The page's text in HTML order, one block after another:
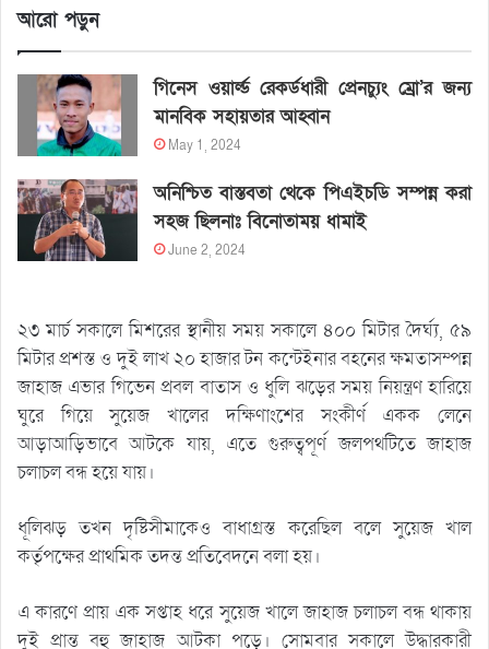
আরো পড়ুন
গিনেস ওয়ার্ল্ড রেকর্ডধারী প্রেনচ্যুং ম্রো’র জন্য
মানবিক সহায়তার আহ্বান
May 1, 2024
অনিশ্চিত বাস্তবতা থেকে পিএইচডি সম্পন্ন করা
সহজ ছিলনাঃ বিনোতাময় ধামাই
June 2, 2024
২৩ মার্চ সকালে মিশরের স্থানীয় সময় সকালে ৪০০ মিটার দৈর্ঘ্য, ৫৯
মিটার প্রশস্ত ও দুই লাখ ২০ হাজার টন কন্টেইনার বহনের ক্ষমতাসম্পন্ন
জাহাজ এভার গিভেন প্রবল বাতাস ও ধুলি ঝড়ের সময় নিয়ন্ত্রণ হারিয়ে
ঘুরে গিয়ে সুয়েজ খালের দক্ষিণাংশের সংকীর্ণ একক লেনে
আড়াআড়িভাবে আটকে যায়, এতে গুরুত্বপূর্ণ জলপথটিতে জাহাজ
চলাচল বন্ধ হয়ে যায়।
ধূলিঝড় তখন দৃষ্টিসীমাকেও বাধাগ্রস্ত করেছিল বলে সুয়েজ খাল
কর্তৃপক্ষের প্রাথমিক তদন্ত প্রতিবেদনে বলা হয়।
এ কারণে প্রায় এক সপ্তাহ ধরে সুয়েজ খালে জাহাজ চলাচল বন্ধ থাকায়
দুই প্রান্ত বহু জাহাজ আটকা পড়ে। সোমবার সকালে উদ্ধারকারী